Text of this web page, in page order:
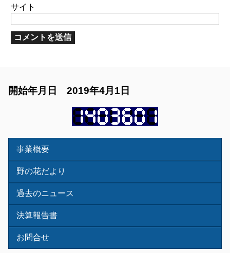
サイト
開始年月日 2019年4月1日
事業概要
野の花だより
過去のニュース
決算報告書
お問合せ